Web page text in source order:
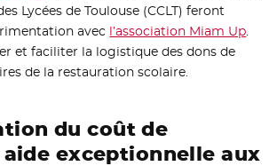
Lycées de Toulouse (CCLT) feront
avec l’association Miam Up-
.
et faciliter la logistique des dons de
de la restauration scolaire.
du coût de
aide exceptionnelle aux